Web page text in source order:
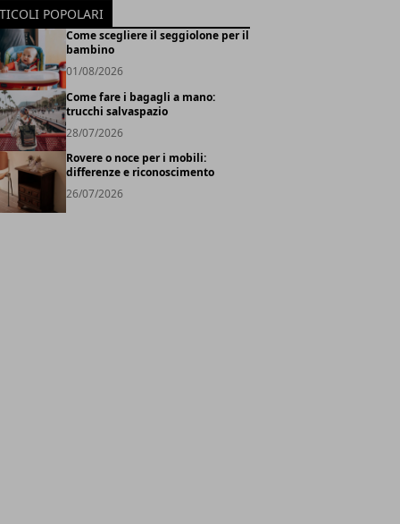
POPOLARI
Come scegliere il seggiolone per il
bambino
01/08/2026
Come fare i bagagli a mano:
trucchi salvaspazio
28/07/2026
Rovere o noce per i mobili:
differenze e riconoscimento
26/07/2026